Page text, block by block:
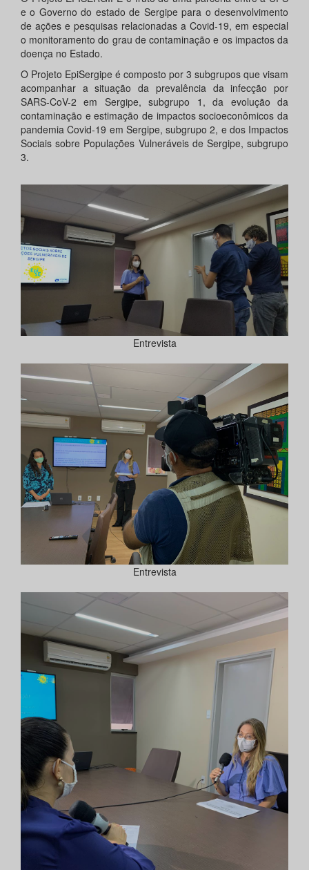
e o Governo do estado de Sergipe para o desenvolvimento
de ações e pesquisas relacionadas a Covid-19, em especial
o monitoramento do grau de contaminação e os impactos da
doença no Estado.
O Projeto EpiSergipe é composto por 3 subgrupos que visam
acompanhar a situação da prevalência da infecção por
SARS-CoV-2 em Sergipe, subgrupo 1, da evolução da
contaminação e estimação de impactos socioeconômicos da
pandemia Covid-19 em Sergipe, subgrupo 2, e dos Impactos
Sociais sobre Populações Vulneráveis de Sergipe, subgrupo
3.
Entrevista
Entrevista